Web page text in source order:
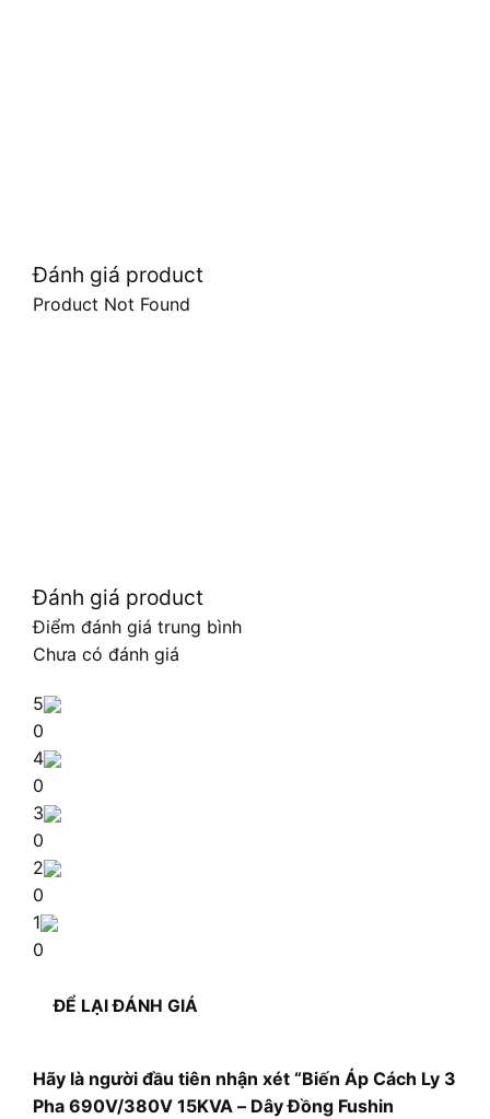
Đánh giá product
Product Not Found
Đánh giá product
Điểm đánh giá trung bình
Chưa có đánh giá
5
0
4
0
3
0
2
0
1
0
ĐỂ LẠI ĐÁNH GIÁ
Hãy là người đầu tiên nhận xét “Biến Áp Cách Ly 3
Pha 690V/380V 15KVA – Dây Đồng Fushin